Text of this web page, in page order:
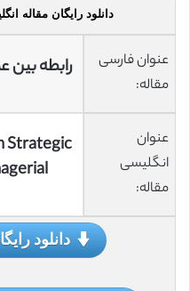
دانلود رایگان مقاله
عنوان فارسی
مقاله:
رابطه بین
عنوان
انگلیسی
مقاله:
Strategic
دانلود